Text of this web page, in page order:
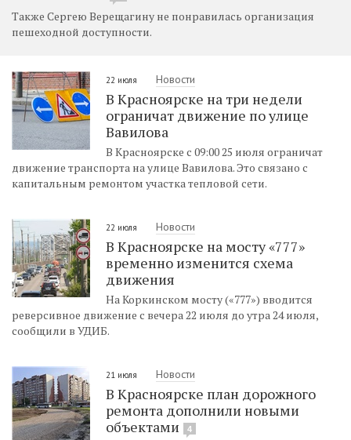
Также Сергею Верещагину не понравилась организация
пешеходной доступности.
22 июля Новости
В Красноярске на три недели
ограничат движение по улице
Вавилова
В Красноярске с 09:00 25 июля ограничат
движение транспорта на улице Вавилова. Это связано с
капитальным ремонтом участка тепловой сети.
22 июля Новости
В Красноярске на мосту «777»
временно изменится схема
движения
На Коркинском мосту («777») вводится
реверсивное движение с вечера 22 июля до утра 24 июля,
сообщили в УДИБ.
21 июля Новости
В Красноярске план дорожного
ремонта дополнили новыми
объектами
4